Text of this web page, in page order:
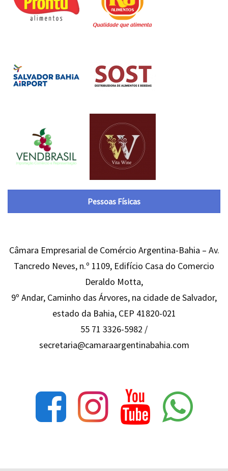
Pessoas Físicas
Câmara Empresarial de Comércio Argentina-Bahia – Av.
Tancredo Neves, n.º 1109, Edifício Casa do Comercio
Deraldo Motta,
9º Andar, Caminho das Árvores, na cidade de Salvador,
estado da Bahia, CEP 41820-021
55 71 3326-5982 /
secretaria@camaraargentinabahia.com